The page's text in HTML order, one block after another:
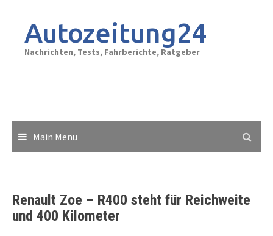
contentAutozeitung24
Nachrichten, Tests, Fahrberichte, Ratgeber
Main Menu
Renault Zoe – R400 steht für Reichweite
und 400 Kilometer